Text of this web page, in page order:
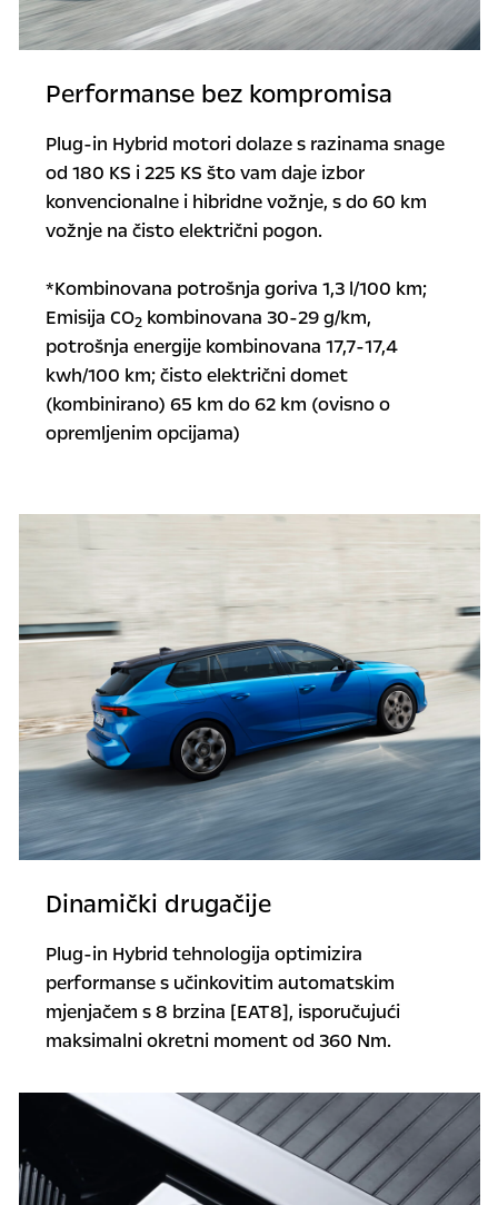
Performanse bez kompromisa
Plug-in Hybrid motori dolaze s razinama snage
od 180 KS i 225 KS što vam daje izbor
konvencionalne i hibridne vožnje, s do 60 km
vožnje na čisto električni pogon.
*Kombinovana potrošnja goriva 1,3 l/100 km;
Emisija CO2kombinovana 30-29 g/km,
potrošnja energije kombinovana 17,7-17,4
kwh/100 km; čisto električni domet
(kombinirano) 65 km do 62 km (ovisno o
opremljenim opcijama)
Dinamički drugačije
Plug-in Hybrid tehnologija optimizira
performanse s učinkovitim automatskim
mjenjačem s 8 brzina [EAT8], isporučujući
maksimalni okretni moment od 360 Nm.